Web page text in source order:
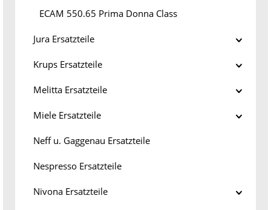
ECAM 550.65 Prima Donna Class
Jura Ersatzteile
Krups Ersatzteile
Melitta Ersatzteile
Miele Ersatzteile
Neff u. Gaggenau Ersatzteile
Nespresso Ersatzteile
Nivona Ersatzteile